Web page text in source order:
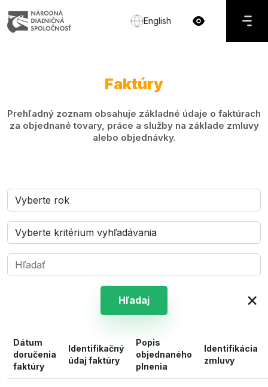
English
Faktúry
Prehľadný zoznam obsahuje základné údaje o faktúrach
za objednané tovary, práce a služby na základe zmluvy
alebo objednávky.
Hľadaj ×
Dátum
doručenia
faktúry
Identifikačný
údaj faktúry
Popis
objednaného
plnenia
Identifikácia
zmluvy